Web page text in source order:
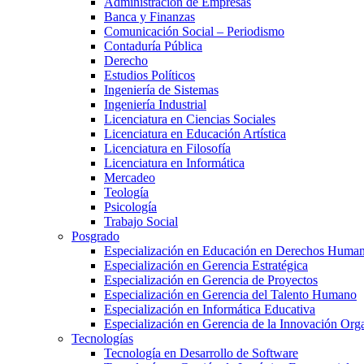
Banca y Finanzas
Comunicación Social – Periodismo
Contaduría Pública
Derecho
Estudios Políticos
Ingeniería de Sistemas
Ingeniería Industrial
Licenciatura en Ciencias Sociales
Licenciatura en Educación Artística
Licenciatura en Filosofía
Licenciatura en Informática
Mercadeo
Teología
Psicología
Trabajo Social
Posgrado
Especialización en Educación en Derechos
Especialización en Gerencia Estratégica
Especialización en Gerencia de Proyectos
Especialización en Gerencia del Talento Humano
Especialización en Informática Educativa
Especialización en Gerencia de la Innovación
Tecnologías
Tecnología en Desarrollo de Software